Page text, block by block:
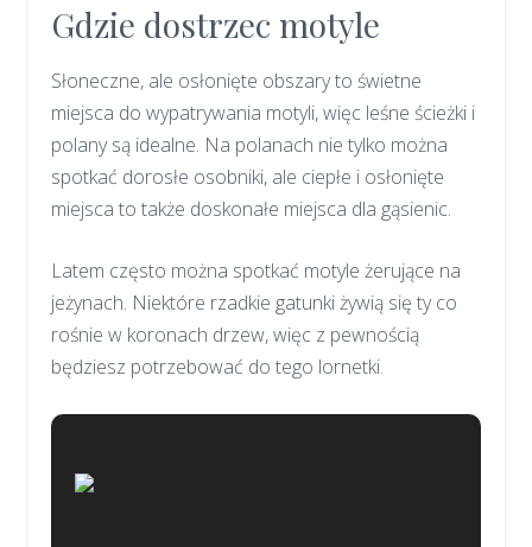
Gdzie dostrzec motyle
Słoneczne, ale osłonięte obszary to świetne
miejsca do wypatrywania motyli, więc leśne ścieżki i
polany są idealne. Na polanach nie tylko można
spotkać dorosłe osobniki, ale ciepłe i osłonięte
miejsca to także doskonałe miejsca dla gąsienic.
Latem często można spotkać motyle żerujące na
jeżynach. Niektóre rzadkie gatunki żywią się ty co
rośnie w koronach drzew, więc z pewnością
będziesz potrzebować do tego lornetki.